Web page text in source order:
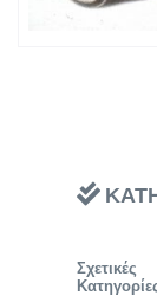
Σχετικές